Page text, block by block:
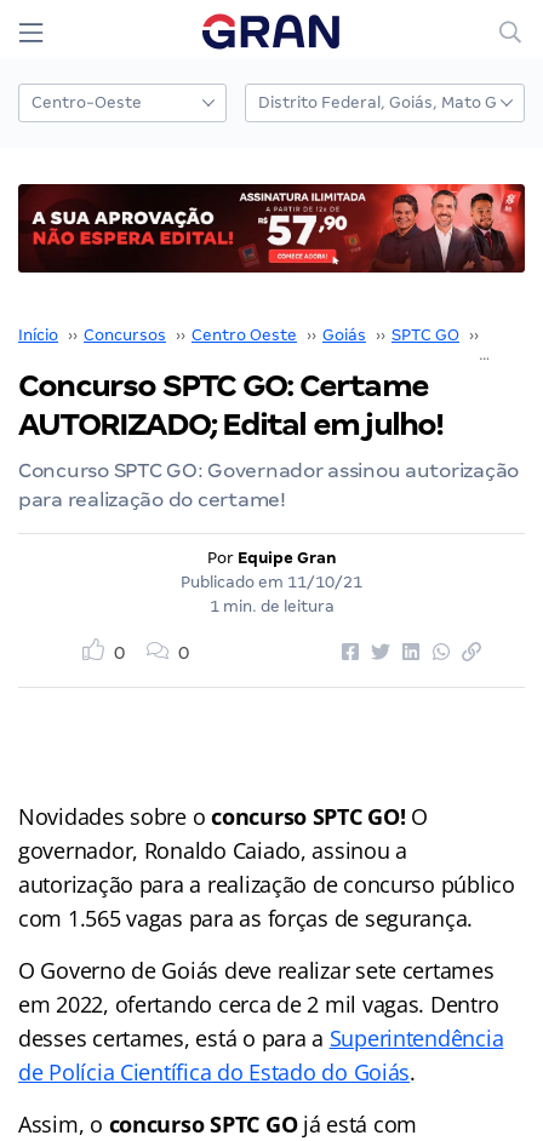
Início ›› Concursos ›› Centro Oeste ›› Goiás ›› SPTC GO ››
Concurso SPTC GO: Certame
AUTORIZADO; Edital em julho!
Concurso SPTC GO: Governador assinou autorização
para realização do certame!
Por Equipe Gran
Publicado em 11/10/21
1 min. de leitura
0 0
Novidades sobre o concurso SPTC GO! O
governador, Ronaldo Caiado, assinou a
autorização para a realização de concurso público
com 1.565 vagas para as forças de segurança.
O Governo de Goiás deve realizar sete certames
em 2022, ofertando cerca de 2 mil vagas. Dentro
desses certames, está o para a Superintendência
de Polícia Científica do Estado do Goiás.
Assim, o concurso SPTC GOjá está com